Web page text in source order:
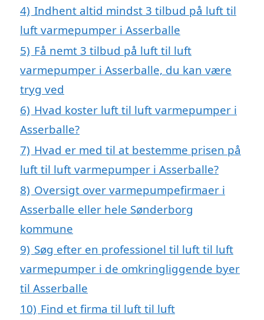
4) Indhent altid mindst 3 tilbud på luft til
luft varmepumper i Asserballe
5) Få nemt 3 tilbud på luft til luft
varmepumper i Asserballe, du kan være
tryg ved
6) Hvad koster luft til luft varmepumper i
Asserballe?
7) Hvad er med til at bestemme prisen på
luft til luft varmepumper i Asserballe?
8) Oversigt over varmepumpefirmaer i
Asserballe eller hele Sønderborg
kommune
9) Søg efter en professionel til luft til luft
varmepumper i de omkringliggende byer
til Asserballe
10) Find et firma til luft til luft